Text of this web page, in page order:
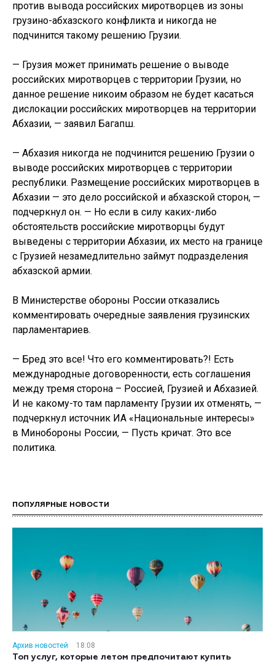
против вывода российских миротворцев из зоны
грузино-абхазского конфликта и никогда не
подчинится такому решению Грузии.
— Грузия может принимать решение о выводе
российских миротворцев с территории Грузии, но
данное решение никоим образом не будет касаться
дислокации российских миротворцев на территории
Абхазии, — заявил Багапш.
— Абхазия никогда не подчинится решению Грузии о
выводе российских миротворцев с территории
республики. Размещение российских миротворцев в
Абхазии — это дело российской и абхазской сторон, —
подчеркнул он. — Но если в силу каких-либо
обстоятельств российские миротворцы будут
выведены с территории Абхазии, их место на границе
с Грузией незамедлительно займут подразделения
абхазской армии.
В Министерстве обороны России отказались
комментировать очередные заявления грузинских
парламентариев.
— Бред это все! Что его комментировать?! Есть
международные договоренности, есть соглашения
между тремя сторона – Россией, Грузией и Абхазией.
И не какому-то там парламенту Грузии их отменять, —
подчеркнул источник ИА «Национальные интересы»
в Минобороны России, — Пусть кричат. Это все
политика.
ПОПУЛЯРНЫЕ НОВОСТИ
Архив новостей
18:08
Топ услуг, которые летом предпочитают купить